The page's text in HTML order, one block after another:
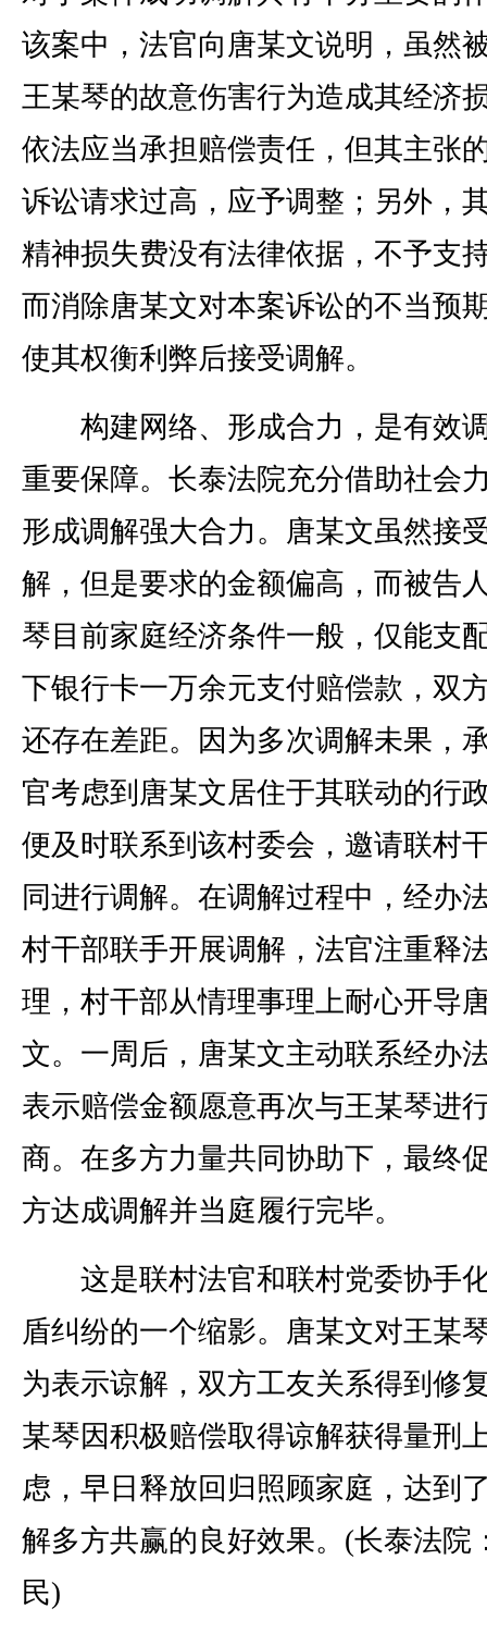
该案中，法官向唐某文说明，虽然
王某琴的故意伤害行为造成其经济
依法应当承担赔偿责任，但其主张
诉讼请求过高，应予调整；另外，
精神损失费没有法律依据，不予支
而消除唐某文对本案诉讼的不当预
使其权衡利弊后接受调解。
构建网络、形成合力，是有效
重要保障。长泰法院充分借助社会
形成调解强大合力。唐某文虽然接
解，但是要求的金额偏高，而被告
琴目前家庭经济条件一般，仅能支
下银行卡一万余元支付赔偿款，双
还存在差距。因为多次调解未果，
官考虑到唐某文居住于其联动的行
便及时联系到该村委会，邀请联村
同进行调解。在调解过程中，经办
村干部联手开展调解，法官注重释
理，村干部从情理事理上耐心开导
文。一周后，唐某文主动联系经办
表示赔偿金额愿意再次与王某琴进
商。在多方力量共同协助下，最终
方达成调解并当庭履行完毕。
这是联村法官和联村党委协手
盾纠纷的一个缩影。唐某文对王某
为表示谅解，双方工友关系得到修
某琴因积极赔偿取得谅解获得量刑
虑，早日释放回归照顾家庭，达到
解多方共赢的良好效果。(长泰法院
民)